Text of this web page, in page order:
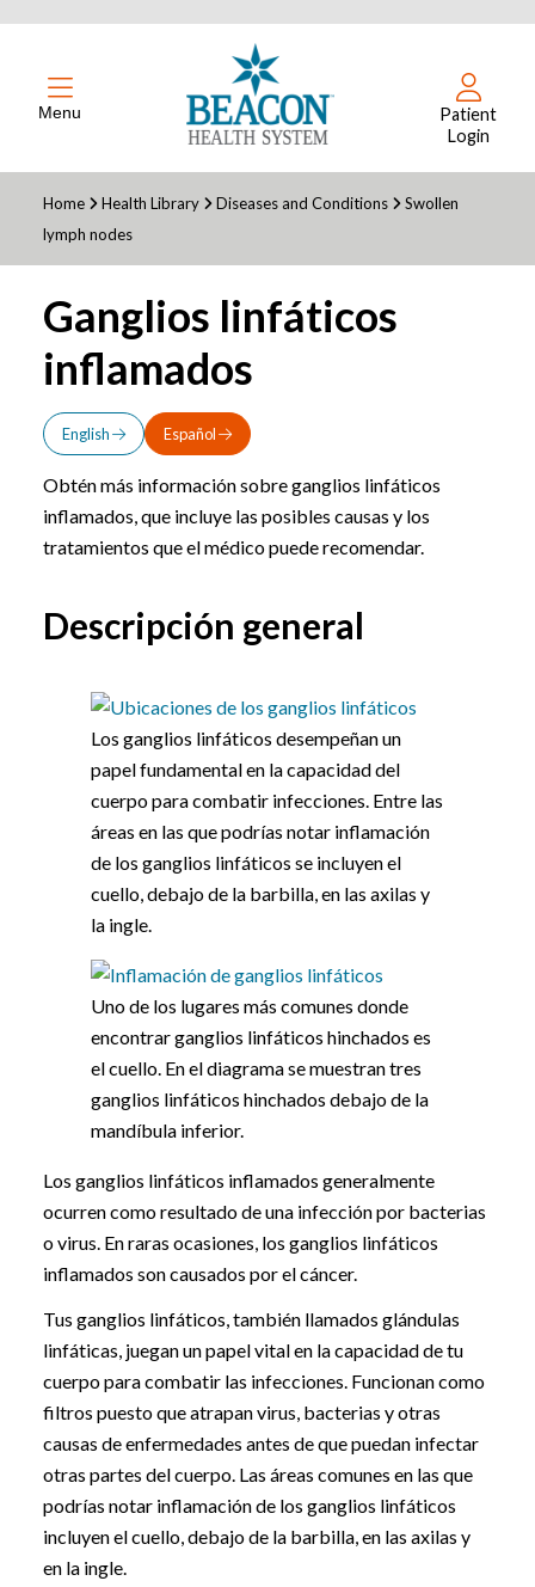
Menu
Patient
Login
Home Health Library Diseases and Conditions
Swollen
lymph nodes
Ganglios linfáticos
inflamados
English Español
Obtén más información sobre ganglios linfáticos
inflamados, que incluye las posibles causas y los
tratamientos que el médico puede recomendar.
Descripción general
Los ganglios linfáticos desempeñan un
papel fundamental en la capacidad del
cuerpo para combatir infecciones. Entre las
áreas en las que podrías notar inflamación
de los ganglios linfáticos se incluyen el
cuello, debajo de la barbilla, en las axilas y
la ingle.
Uno de los lugares más comunes donde
encontrar ganglios linfáticos hinchados es
el cuello. En el diagrama se muestran tres
ganglios linfáticos hinchados debajo de la
mandíbula inferior.
Los ganglios linfáticos inflamados generalmente
ocurren como resultado de una infección por bacterias
o virus. En raras ocasiones, los ganglios linfáticos
inflamados son causados por el cáncer.
Tus ganglios linfáticos, también llamados glándulas
linfáticas, juegan un papel vital en la capacidad de tu
cuerpo para combatir las infecciones. Funcionan como
filtros puesto que atrapan virus, bacterias y otras
causas de enfermedades antes de que puedan infectar
otras partes del cuerpo. Las áreas comunes en las que
podrías notar inflamación de los ganglios linfáticos
incluyen el cuello, debajo de la barbilla, en las axilas y
en la ingle.